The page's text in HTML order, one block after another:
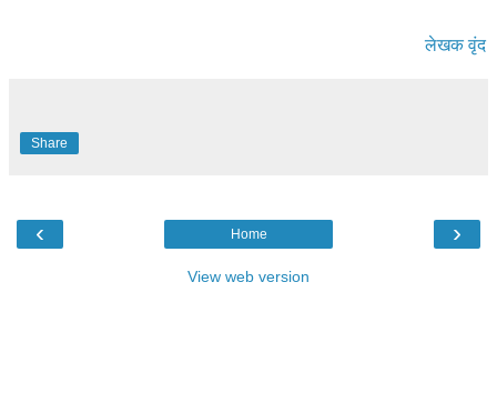
लेखक वृंद
Share
‹ ›
Home
View web version